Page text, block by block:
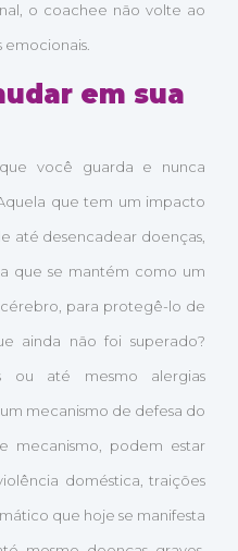
o coachee não volte ao
emocionais.
em sua
você guarda e nunca
que tem um impacto
até desencadear doenças,
que se mantém como um
para protegê-lo de
ainda não foi superado?
ou até mesmo alergias
mecanismo de defesa do
mecanismo, podem estar
doméstica, traições
que hoje se manifesta